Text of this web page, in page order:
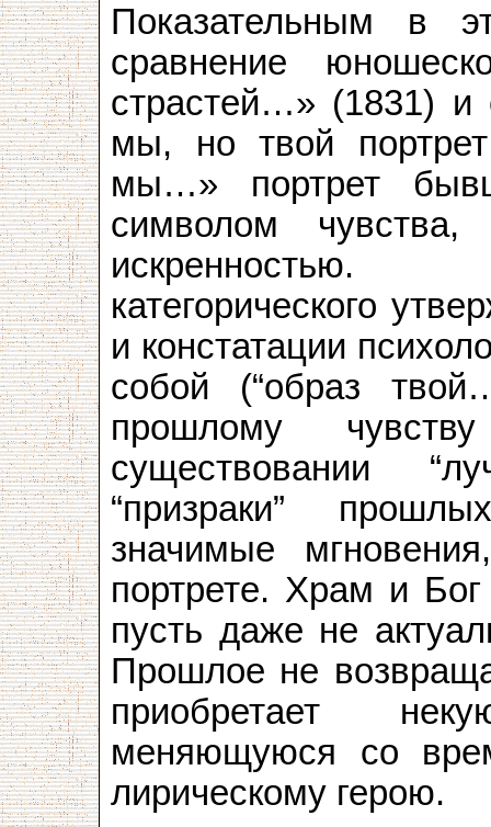
Показательным в
сравнение
страстей…» (1831) и
мы, но твой
мы…» портрет
символом
искренностью.
категорического
и констатации
собой (“образ
прошлому
существовании
“призраки”
значимые
портрете. Храм и
пусть даже не
Прошлое не
приобретает
меняющуюся со
лирическому герою.